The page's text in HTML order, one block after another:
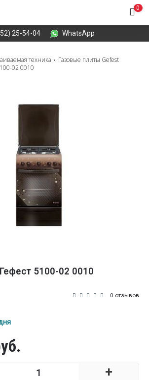
25-54-04 WhatsApp
0
техника
Газовые плиты Gefest
02 0010
5100-02 0010
0 отзывов
+